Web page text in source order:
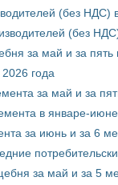
(без НДС)
(без
за май и за
года
за май и за
в январе-
за июнь и за 6
за май и за 5